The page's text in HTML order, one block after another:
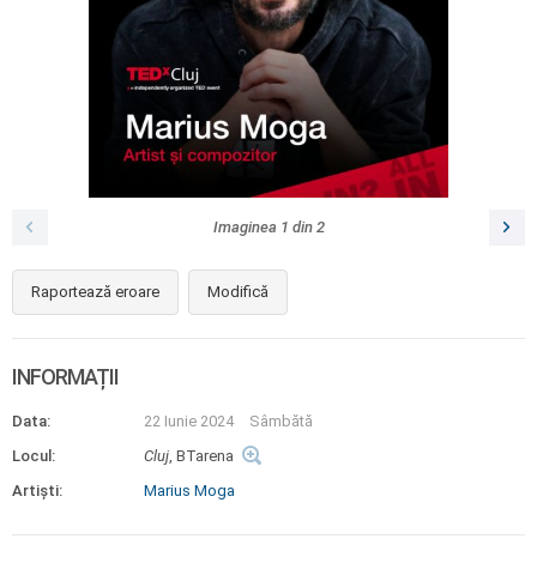
Imaginea 1 din 2
Raportează eroare Modifică
INFORMAȚII
Data: 22 Iunie 2024
Sâmbătă
Locul:
Cluj, BTarena
Artiști:
Marius Moga